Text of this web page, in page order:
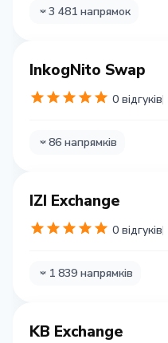
3 481 напрямок
InkogNito Swap
0 відгуків
86 напрямків
IZI Exchange
0 відгуків
1 839 напрямків
KB Exchange